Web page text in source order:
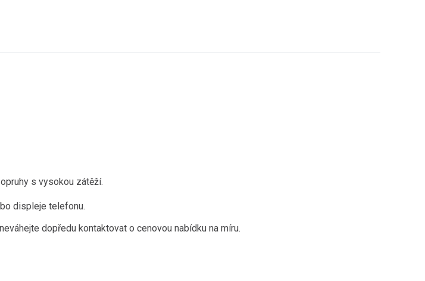
s vysokou zátěží.
displeje telefonu.
dopředu kontaktovat o cenovou nabídku na míru.